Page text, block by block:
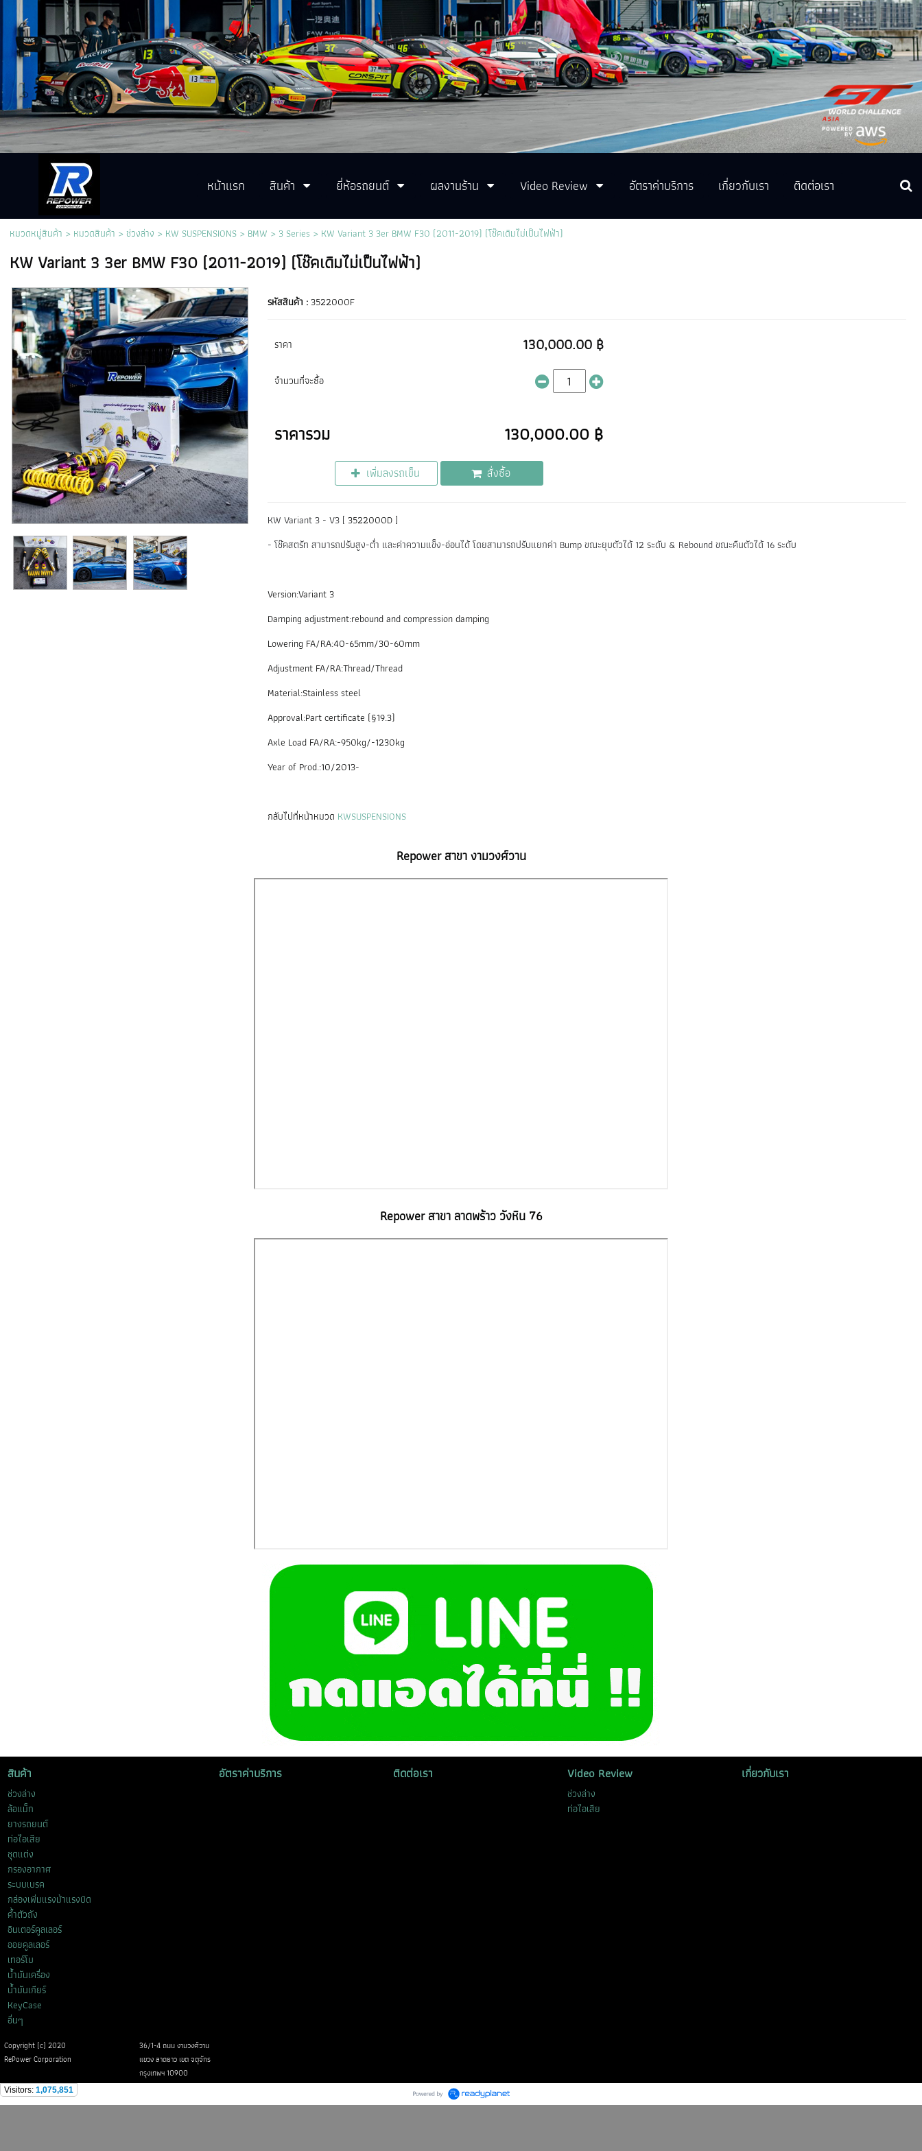
หน้าแรก สินค้า ยี่ห้อรถยนต์ ผลงานร้าน Video Review อัตราค่าบริการ เกี่ยวกับเรา ติดต่อเรา
หมวดหมู่สินค้า > หมวดสินค้า > ช่วงล่าง > KW SUSPENSIONS> BMW > 3 Series > KW Variant 3 3er BMW F30 (2011-2019) (โช๊คเดิมไม่เป็นไฟฟ้า)
KW Variant 3 3er BMW F30 (2011-2019) (โช๊คเดิมไม่เป็นไฟฟ้า)
รหัสสินค้า : 3522000F
ราคา 130,000.00 ฿
จำนวนที่จะซื้อ
ราคารวม 130,000.00 ฿
เพิ่มลงรถเข็น สั่งซื้อ
KW Variant 3 - V3 [ 3522000D ]
- โช๊คสตรัท สามารถปรับสูง-ต่ำ และค่าความแข็ง-อ่อนได้ โดยสามารถปรับแยกค่า Bump ขณะยุบตัวได้ 12 ระดับ & Rebound ขณะคืนตัวได้ 16 ระดับ
Version:Variant 3
Damping adjustment:rebound and compression damping
Lowering FA/RA:40-65mm/30-60mm
Adjustment FA/RA:Thread/Thread
Material:Stainless steel
Approval:Part certificate (§19.3)
Axle Load FA/RA:-950kg/-1230kg
Year of Prod.:10/2013-
กลับไปที่หน้าหมวด KWSUSPENSIONS
Repower สาขา งามวงศ์วาน
Repower สาขา ลาดพร้าว วังหิน 76
สินค้า
ช่วงล่าง
ล้อแม็ก
ยางรถยนต์
ท่อไอเสีย
ชุดแต่ง
กรองอากาศ
ระบบเบรค
กล่องเพิ่มแรงม้าแรงบิด
ค้ำตัวถัง
อินเตอร์คูลเลอร์
ออยคูลเลอร์
เทอร์โบ
น้ำมันเครื่อง
น้ำมันเกียร์
KeyCase
อื่นๆ
อัตราค่าบริการ ติดต่อเรา Video Review
ช่วงล่าง
ท่อไอเสีย
เกี่ยวกับเรา
Copyright (c) 2020
36/1-4 ถนน งามวงศ์วาน
RePower Corporation
แขวง ลาดยาว เขต จตุจักร
กรุงเทพฯ 10900
Visitors: 1,075,851